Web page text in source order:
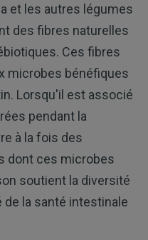
et les autres légumes
des fibres naturelles
Ces fibres
microbes bénéfiques
Lorsqu'il est associé
pendant la
à la fois des
dont ces microbes
soutient la diversité
la santé intestinale